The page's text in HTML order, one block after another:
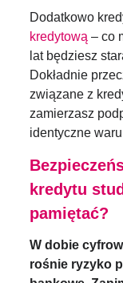
Dodatkowo
kredytową – co
lat będziesz
Dokładnie
związane z
zamierzasz
identyczne
kredytu
pamiętać?
W dobie
rośnie ryzyko